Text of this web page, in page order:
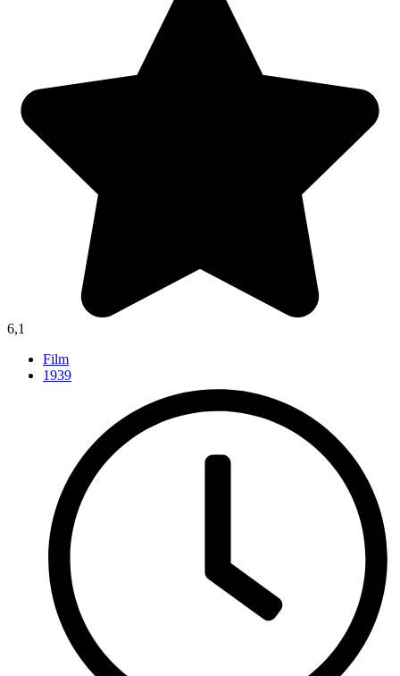
6,1
Film
1939